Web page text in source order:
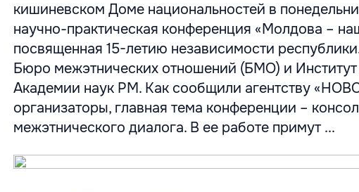
кишиневском Доме национальностей в
научно-практическая конференция «Молдова –
посвященная 15-летию независимости
Бюро межэтнических отношений (БМО) и Институт
Академии наук РМ. Как сообщили агентству
организаторы, главная тема конференции –
межэтнического диалога. В ее работе примут ...